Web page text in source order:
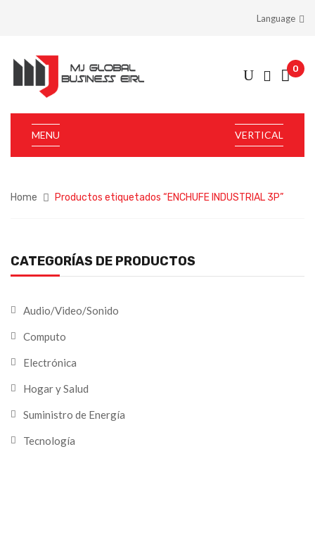
Language
0
VERTICAL
MENU
Home Productos etiquetados “ENCHUFE INDUSTRIAL 3P”
CATEGORÍAS DE PRODUCTOS
Audio/Video/Sonido
Computo
Electrónica
Hogar y Salud
Suministro de Energía
Tecnología